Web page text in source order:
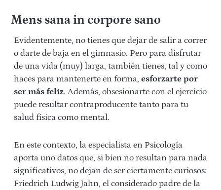
Mens sana in corpore sano
Evidentemente, no tienes que dejar de salir a correr
o darte de baja en el gimnasio. Pero para disfrutar
de una vida (muy) larga, también tienes, tal y como
haces para mantenerte en forma, esforzarte por
ser más feliz. Además, obsesionarte con el ejercicio
puede resultar contraproducente tanto para tu
salud física como mental.
En este contexto, la especialista en Psicología
aporta uno datos que, si bien no resultan para nada
significativos, no dejan de ser ciertamente curiosos:
Friedrich Ludwig Jahn, el considerado padre de la